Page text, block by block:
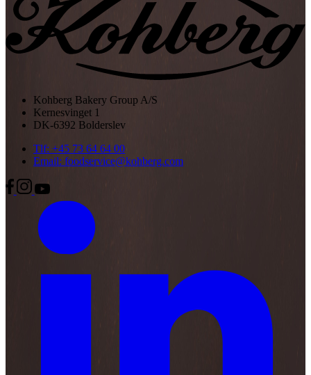
Kohberg Bakery Group A/S
Kernesvinget 1
DK-6392 Bolderslev
Tlf: +45 73 64 64 00
Email: foodservice@kohberg.com